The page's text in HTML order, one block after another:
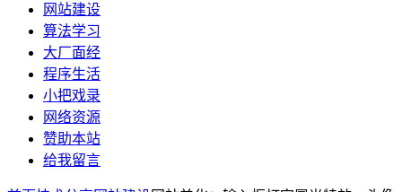
网站建设
算法学习
大厂面经
程序生活
小把戏录
网络资源
赞助本站
给我留言